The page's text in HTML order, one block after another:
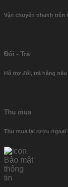
Vận chuyển nhanh trên
Đổi - Trả
Hỗ trợ đổi, trả hàng
Thu mua
Thu mua lại rượu ngoại